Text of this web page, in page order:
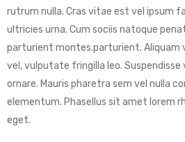
rutrum nulla. Cras vitae est vel ipsum
ultricies urna. Cum sociis natoque
parturient montes.parturient. Aliquam
vel, vulputate fringilla leo. Suspendisse
ornare. Mauris pharetra sem vel nulla
elementum. Phasellus sit amet lorem
eget.